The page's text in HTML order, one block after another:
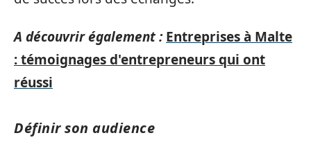
A découvrir également : Entreprises à Malte
: témoignages d'entrepreneurs qui ont
réussi
Définir son audience